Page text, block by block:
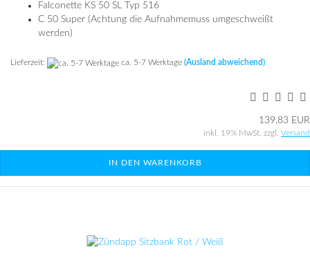
Falconette KS 50 SL Typ 516
C 50 Super (Achtung die Aufnahmemuss umgeschweißt
werden)
Lieferzeit: ca. 5-7 Werktage (Ausland abweichend)
139,83 EUR
inkl. 19% MwSt. zzgl. Versand
IN DEN WARENKORB